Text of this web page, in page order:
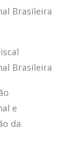
FISCAL
(2
FISCAL